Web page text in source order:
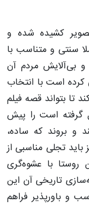
کشیده شده و
سنتی و متناسب با
و بی‌آلایش مردم آن
است با انتخاب
تا بتواند قصه فیلم
گرفته است را پیش
و بروند که ساده،
تجلی مناسبی از
با عشوه‌گری
تاریخی آن این
و باورپذیر فراهم